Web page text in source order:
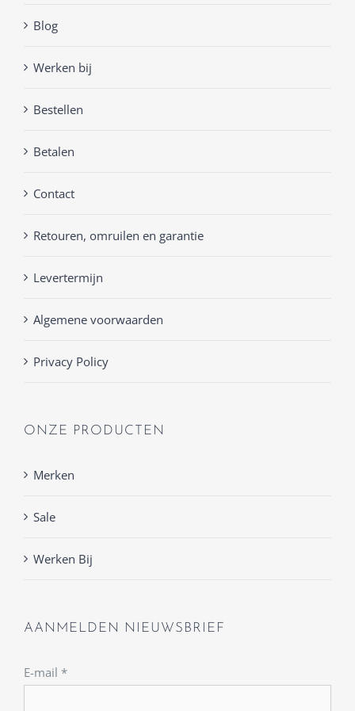
Blog
Werken bij
Bestellen
Betalen
Contact
Retouren, omruilen en garantie
Levertermijn
Algemene voorwaarden
Privacy Policy
ONZE PRODUCTEN
Merken
Sale
Werken Bij
AANMELDEN NIEUWSBRIEF
E-mail *